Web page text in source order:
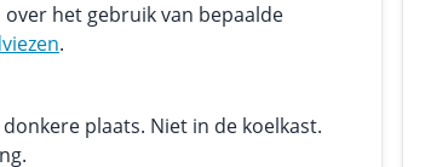
het gebruik van bepaalde
.
plaats. Niet in de koelkast.